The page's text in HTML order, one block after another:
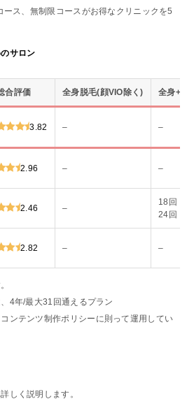
ス、無制限コースがお得なクリニックを5
サロン
合評価 全身脱毛(顔VIO除く) 全身
3.82 – –
2.96 – –
2.46 –
18回
24回
2.82 – –
4年/最大31回通えるプラン
ンテンツ制作ポリシーに則って運用してい
しく説明します。